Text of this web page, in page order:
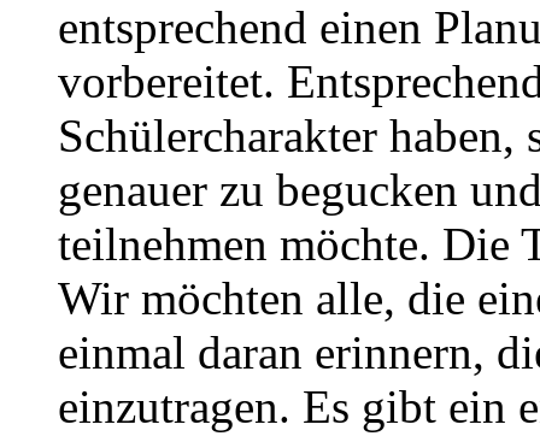
entsprechend einen
vorbereitet.
Schülercharakter
genauer zu begucken
teilnehmen möchte. Die
Wir möchten alle, die
einmal daran erinnern,
einzutragen. Es gibt ein